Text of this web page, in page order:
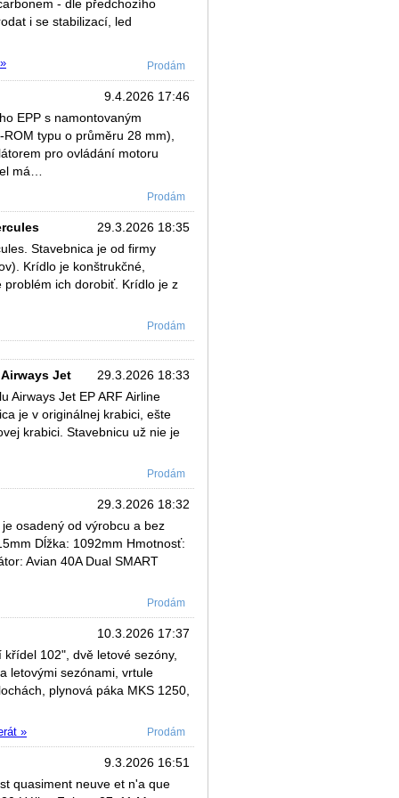
- dle předchozího
i se stabilizací, led
Prodám
9.4.2026 17:46
EPP s namontovaným
typu o průměru 28 mm),
pro ovládání motoru
má…
Prodám
29.3.2026 18:35
Stavebnica je od firmy
Krídlo je konštrukčné,
ich dorobiť. Krídlo je z
Prodám
29.3.2026 18:33
Jet
Airways Jet EP ARF Airline
je v originálnej krabici, ešte
krabici. Stavebnicu už nie je
Prodám
29.3.2026 18:32
osadený od výrobcu a bez
Dĺžka: 1092mm Hmotnosť:
Avian 40A Dual SMART
Prodám
10.3.2026 17:37
102", dvě letové sezóny,
letovými sezónami, vrtule
plynová páka MKS 1250,
» Prodám
9.3.2026 16:51
quasiment neuve et n'a que